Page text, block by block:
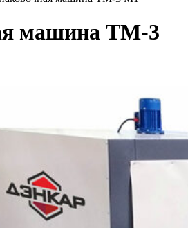
машина ТМ-3